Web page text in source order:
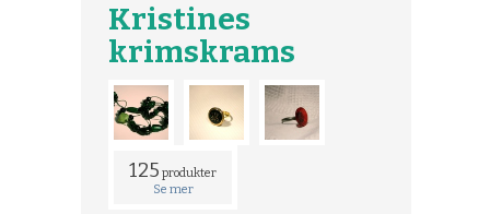
Kristines
krimskrams
125 produkter
Se mer